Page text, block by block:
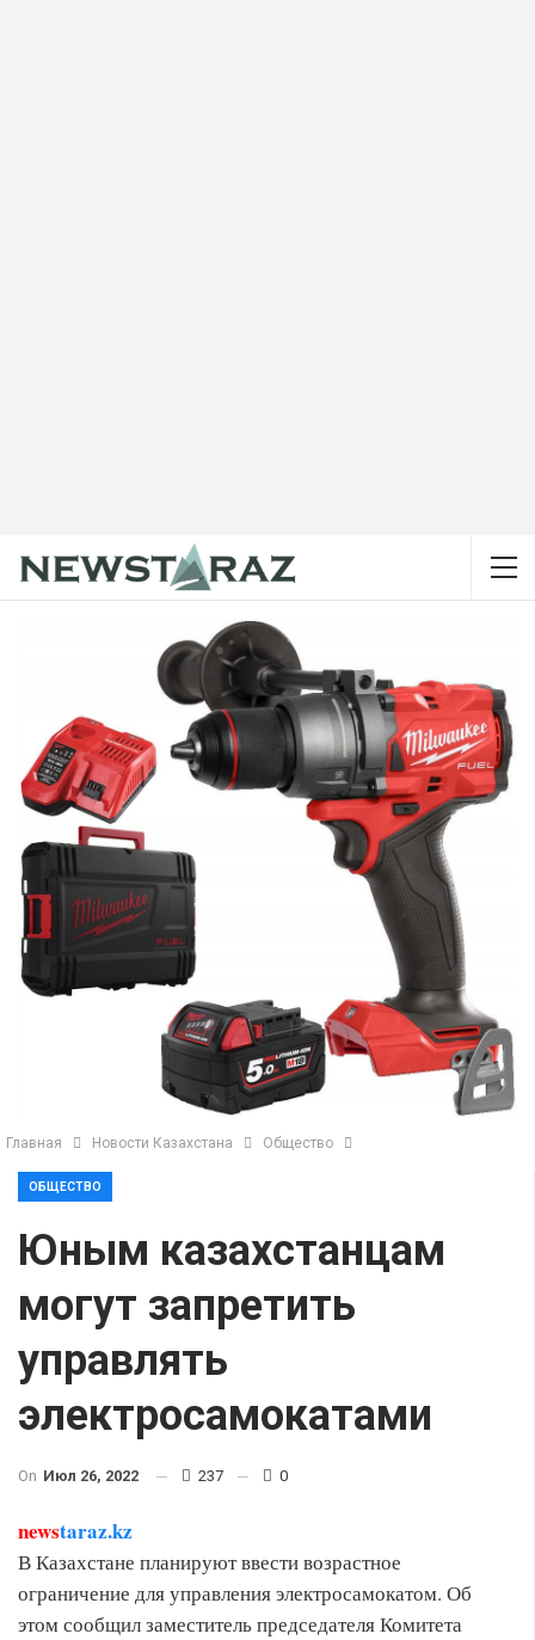
Главная Новости Казахстана Общество
ОБЩЕСТВО
Юным казахстанцам
могут запретить
управлять
электросамокатами
On Июл 26, 2022 237 0
newstaraz.kz
В Казахстане планируют ввести возрастное
ограничение для управления электросамокатом. Об
этом сообщил заместитель председателя Комитета